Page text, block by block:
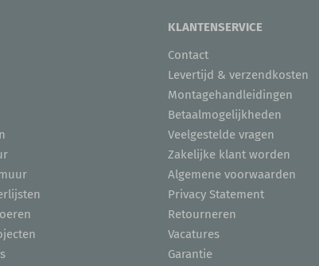
KLANTENSERVICE
Contact
Levertijd & verzendkosten
Montagehandleidingen
Betaalmogelijkheden
Veelgestelde vragen
Zakelijke klant worden
Algemene voorwaarden
Privacy Statement
Retourneren
Vacatures
Garantie